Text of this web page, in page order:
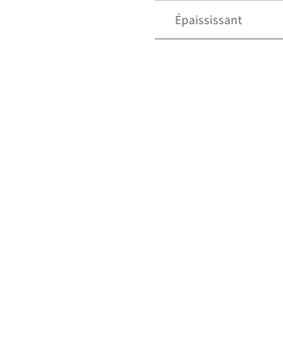
Épaississant